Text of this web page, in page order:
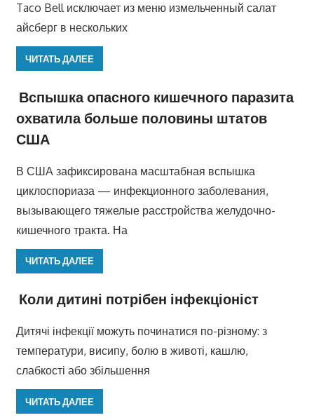
Taco Bell исключает из меню измельченный салат
айсберг в нескольких
ЧИТАТЬ ДАЛЕЕ
Вспышка опасного кишечного паразита
охватила больше половины штатов
США
В США зафиксирована масштабная вспышка
циклоспориаза — инфекционного заболевания,
вызывающего тяжелые расстройства желудочно-
кишечного тракта. На
ЧИТАТЬ ДАЛЕЕ
Коли дитині потрібен інфекціоніст
Дитячі інфекції можуть починатися по-різному: з
температури, висипу, болю в животі, кашлю,
слабкості або збільшення
ЧИТАТЬ ДАЛЕЕ